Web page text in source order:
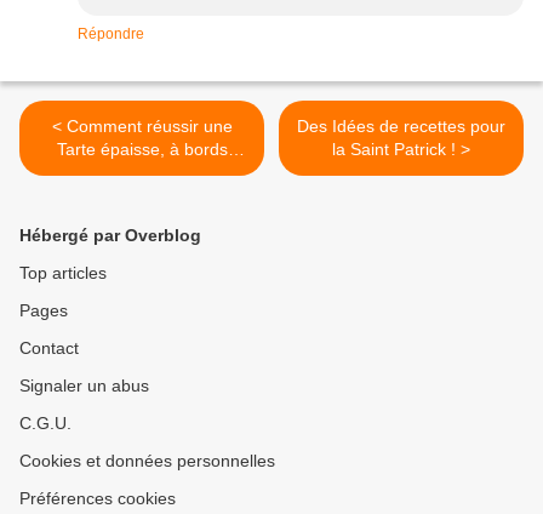
Répondre
< Comment réussir une
Tarte épaisse, à bords
hauts, sans moule à
Des Idées de recettes pour
la Saint Patrick ! >
Hébergé par Overblog
Top articles
Pages
Contact
Signaler un abus
C.G.U.
Cookies et données personnelles
Préférences cookies